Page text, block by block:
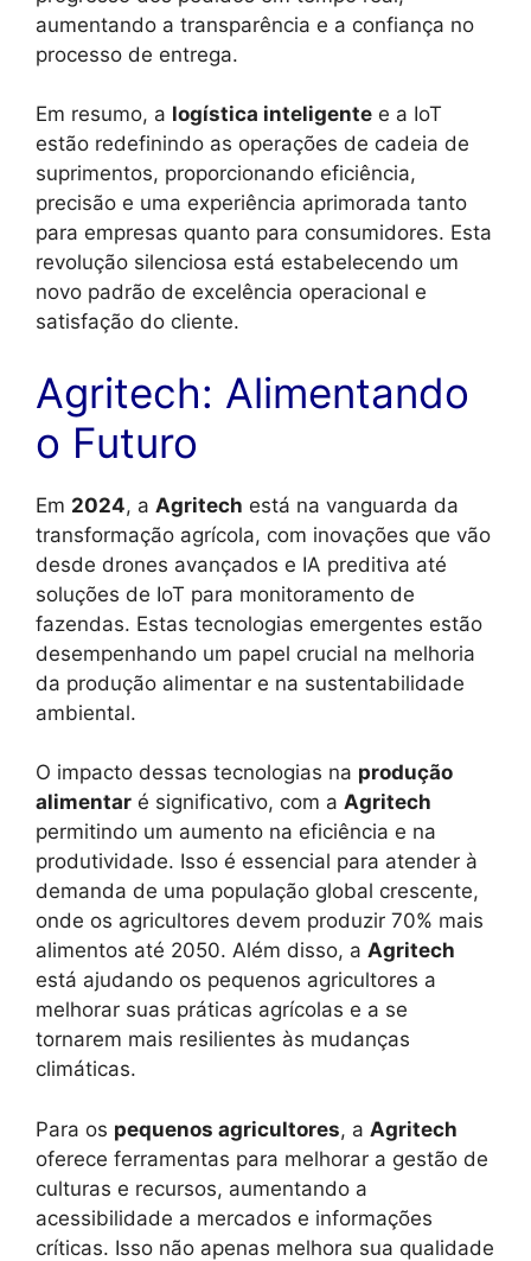
aumentando a transparência e a confiança no
processo de entrega.
Em resumo, a logística inteligente e a IoT
estão redefinindo as operações de cadeia de
suprimentos, proporcionando eficiência,
precisão e uma experiência aprimorada tanto
para empresas quanto para consumidores. Esta
revolução silenciosa está estabelecendo um
novo padrão de excelência operacional e
satisfação do cliente.
Agritech: Alimentando
o Futuro
Em 2024, a Agritech está na vanguarda da
transformação agrícola, com inovações que vão
desde drones avançados e IA preditiva até
soluções de IoT para monitoramento de
fazendas. Estas tecnologias emergentes estão
desempenhando um papel crucial na melhoria
da produção alimentar e na sustentabilidade
ambiental.
O impacto dessas tecnologias na produção
alimentar é significativo, com a Agritech
permitindo um aumento na eficiência e na
produtividade. Isso é essencial para atender à
demanda de uma população global crescente,
onde os agricultores devem produzir 70% mais
alimentos até 2050. Além disso, a Agritech
está ajudando os pequenos agricultores a
melhorar suas práticas agrícolas e a se
tornarem mais resilientes às mudanças
climáticas.
Para os pequenos agricultores, a Agritech
oferece ferramentas para melhorar a gestão de
culturas e recursos, aumentando a
acessibilidade a mercados e informações
críticas. Isso não apenas melhora sua qualidade